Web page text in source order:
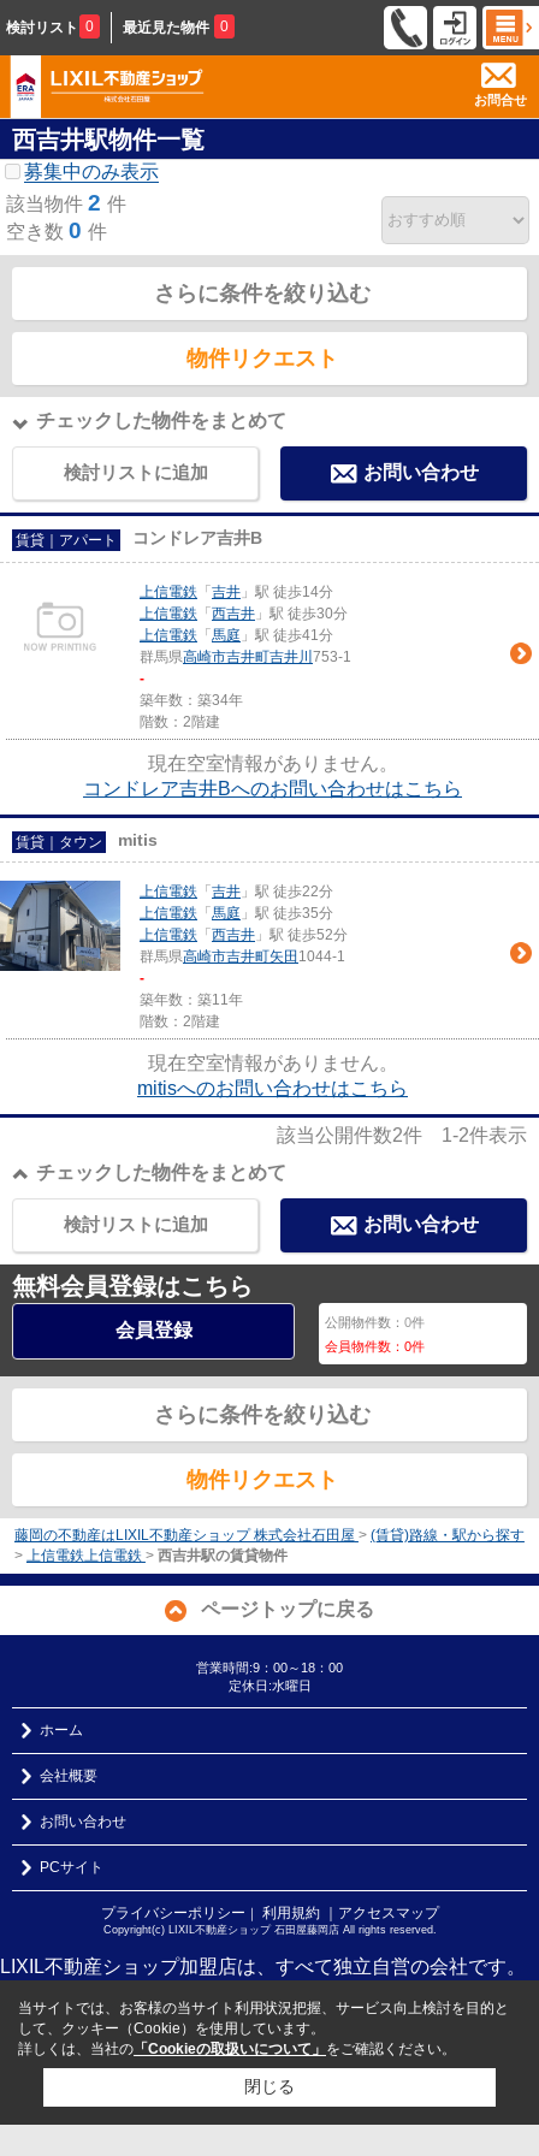
検討リスト 0 最近見た物件 0
お問合せ
西吉井駅物件一覧
募集中のみ表示
該当物件 2 件
空き数 0 件
さらに条件を絞り込む
物件リクエスト
チェックした物件をまとめて
検討リストに追加 お問い合わせ
賃貸｜アパート コンドレア吉井B
上信電鉄 「 吉井 」駅 徒歩14分
上信電鉄 「 西吉井 」駅 徒歩30分
上信電鉄 「 馬庭 」駅 徒歩41分
群馬県高崎市吉井町吉井川 753-1
-
築年数：築34年
階数：2階建
現在空室情報がありません。
コンドレア吉井Bへのお問い合わせはこちら
賃貸｜タウン mitis
上信電鉄 「 吉井 」駅 徒歩22分
上信電鉄 「 馬庭 」駅 徒歩35分
上信電鉄 「 西吉井 」駅 徒歩52分
群馬県高崎市吉井町矢田 1044-1
-
築年数：築11年
階数：2階建
現在空室情報がありません。
mitisへのお問い合わせはこちら
該当公開件数2件 1-2件表示
チェックした物件をまとめて
お問い合わせ
検討リストに追加
無料会員登録はこちら
会員登録 公開物件数：0件
会員物件数：0件
さらに条件を絞り込む
物件リクエスト
藤岡の不動産はLIXIL不動産ショップ 株式会社石田屋 > (賃貸)路線・駅から探す
> 上信電鉄上信電鉄 > 西吉井駅の賃貸物件
ページトップに戻る
営業時間:9：00～18：00
定休日:水曜日
ホーム
会社概要
お問い合わせ
PCサイト
プライバシーポリシー ｜ 利用規約 ｜アクセスマップ
Copyright(c) LIXIL不動産ショップ 石田屋藤岡店 All rights reserved.
LIXIL不動産ショップ加盟店は、すべて独立自営の会社です。
当サイトでは、お客様の当サイト利用状況把握、サービス向上検討を目的と
して、クッキー（Cookie）を使用しています。
詳しくは、当社の 「Cookieの取扱いについて」 をご確認ください。
閉じる